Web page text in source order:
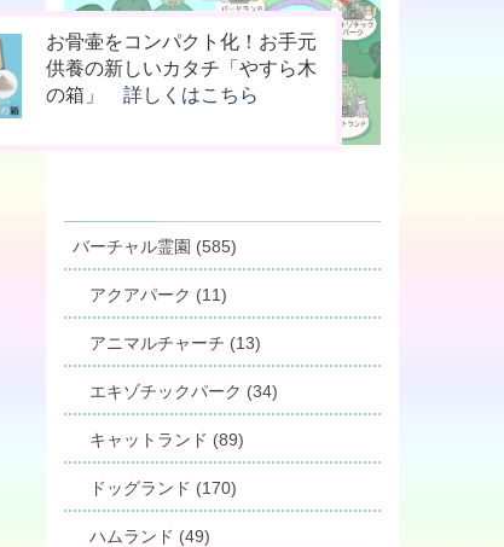
今までなかった！小動物専用の
桐のお骨入れ「タイムBOX
桐」
詳しくはこちら
ペットの命日や周忌にオンライ
ン上で法要を行える「リモート
供養」 詳しくはこちら
お骨壷をコンパクト化！お手元
供養の新しいカタチ「やすら木
の箱」 詳しくはこちら
バーチャル霊園 (585)
アクアパーク (11)
アニマルチャーチ (13)
エキゾチックパーク (34)
キャットランド (89)
ドッグランド (170)
ハムランド (49)